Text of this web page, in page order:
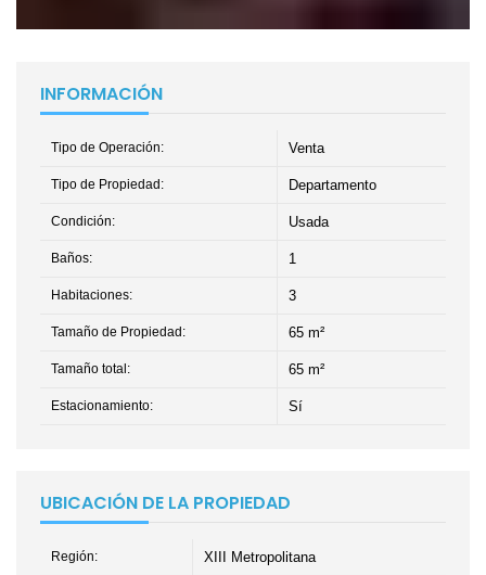
INFORMACIÓN
Tipo de Operación: Venta
Tipo de Propiedad: Departamento
Condición: Usada
Baños: 1
Habitaciones: 3
Tamaño de Propiedad: 65 m²
Tamaño total: 65 m²
Estacionamiento: Sí
UBICACIÓN DE LA PROPIEDAD
Región: XIII Metropolitana